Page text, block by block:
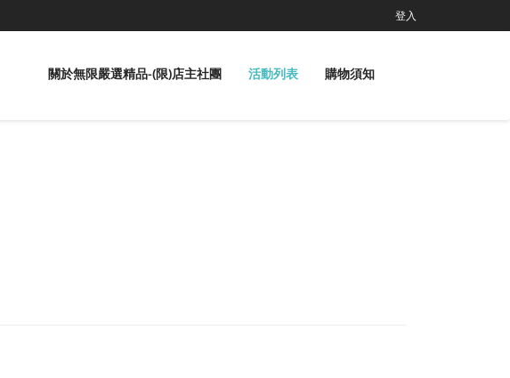
登入
關於無限嚴選精品-(限)店主社團 活動列表 購物須知